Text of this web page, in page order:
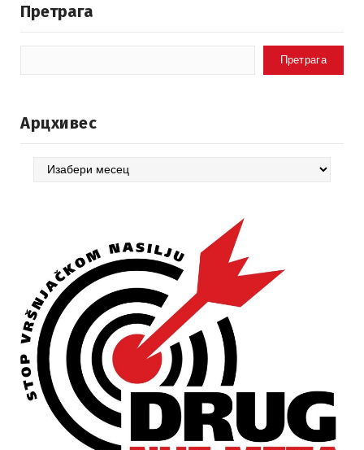
Претрага
Претрага
Арцхивес
Арцхивес